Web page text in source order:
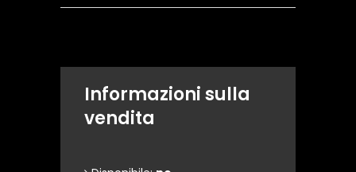
Informazioni sulla
vendita